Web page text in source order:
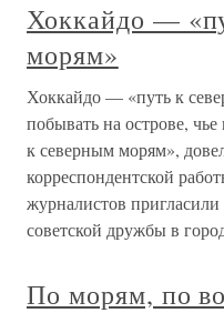
Хоккайдо —
морям»
Хоккайдо — «путь к
побывать на острове,
к северным морям»,
корреспондентской
журналистов
советской дружбы в
По морям, по